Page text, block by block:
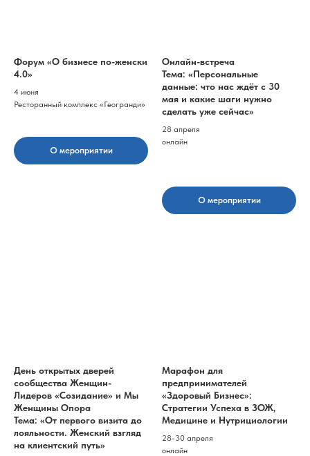
Форум «О бизнесе по-женски
4.0»
4 июня
Ресторанный комплекс «Геогранди»
О мероприятии
Онлайн-встреча
Тема: «Персональные
данные: что нас ждёт с 30
мая и какие шаги нужно
сделать уже сейчас»
28 апреля
онлайн
О мероприятии
День открытых дверей
сообщества Женщин-
Лидеров «Созидание» и Мы
Женщины Опора
Тема: «От первого визита до
лояльности. Женский взгляд
на клиентский путь»
Марафон для
предпринимателей
«Здоровый Бизнес»:
Стратегии Успеха в ЗОЖ,
Медицине и Нутрициологии
28-30 апреля
онлайн